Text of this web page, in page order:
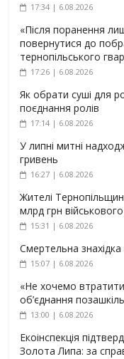
17:34 | 6.08.2026
«Після поранення
повернутися до
тернопільського
17:26 | 6.08.2026
Як обрати суші для
поєднання ролів
17:14 | 6.08.2026
У липні митні
гривень
16:27 | 6.08.2026
Жителі
млрд грн
15:31 | 6.08.2026
Смертельна
15:07 | 6.08.2026
«Не хочемо
об’єднання
13:00 | 6.08.2026
Екоінспекція
Золота Липа: за